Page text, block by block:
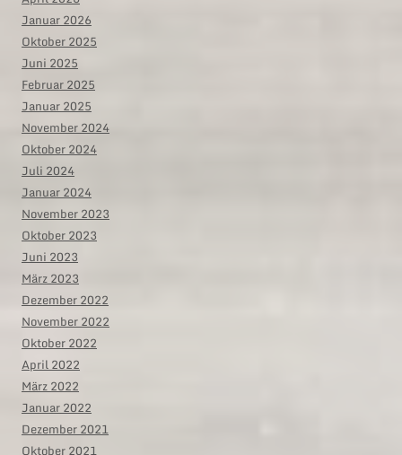
Januar 2026
Oktober 2025
Juni 2025
Februar 2025
Januar 2025
November 2024
Oktober 2024
Juli 2024
Januar 2024
November 2023
Oktober 2023
Juni 2023
März 2023
Dezember 2022
November 2022
Oktober 2022
April 2022
März 2022
Januar 2022
Dezember 2021
Oktober 2021